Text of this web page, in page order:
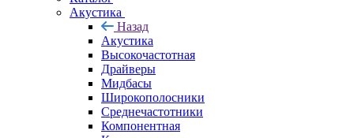
Акустика
Назад
Акустика
Высокочастотная
Драйверы
Мидбасы
Широкополосники
Среднечастотники
Компонентная